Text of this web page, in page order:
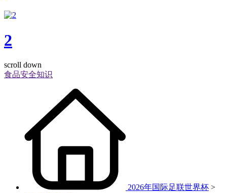
2
scroll down
食品安全知识
2026年国际足联世界杯 >